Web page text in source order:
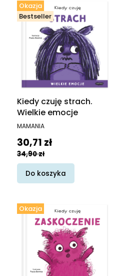
Okazja
Bestseller
Kiedy czuję strach.
Wielkie emocje
PRODUCENT
MAMANIA
Cena promocyjna
30,71 zł
34,90 zł
Do koszyka
Okazja